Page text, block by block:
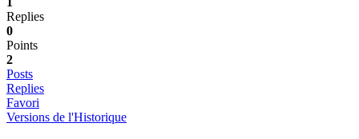
Replies
0
Points
2
Posts
Replies
Favori
Versions de l'Historique